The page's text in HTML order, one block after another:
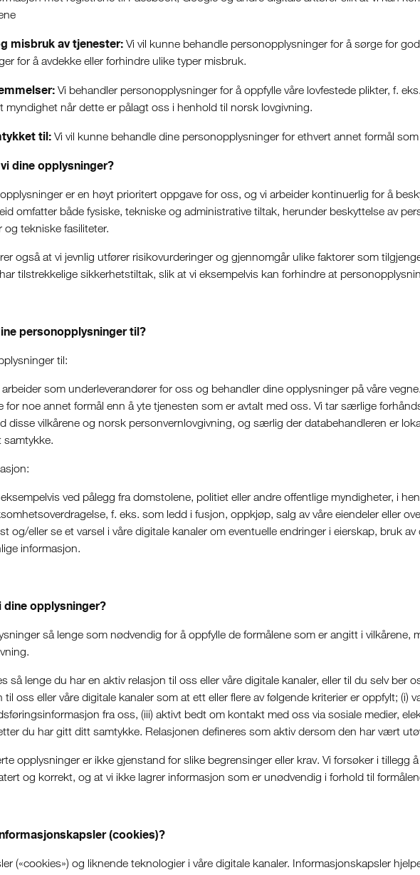
misbruk av tjenester:Vi vil kunne behandle personopplysninger for å sørge for
for å avdekke eller forhindre ulike typer misbruk.
Vi behandler personopplysninger for å oppfylle våre lovfestede plikter, f.
når dette er pålagt oss i henhold til norsk lovgivning.
til:Vi vil kunne behandle dine personopplysninger for ethvert annet formål
dine opplysninger?
er en høyt prioritert oppgave for oss, og vi arbeider kontinuerlig for å
omfatter både fysiske, tekniske og administrative tiltak, herunder beskyttelse av
tekniske fasiliteter.
også at vi jevnlig utfører risikovurderinger og gjennomgår ulike faktorer som
tilstrekkelige sikkerhetstiltak, slik at vi eksempelvis kan forhindre at
personopplysninger til?
til:
som underleverandører for oss og behandler dine opplysninger på våre
for noe annet formål enn å yte tjenesten som er avtalt med oss. Vi tar særlige
disse vilkårene og norsk personvernlovgivning, og særlig der databehandleren er
samtykke.
ved pålegg fra domstolene, politiet eller andre offentlige myndigheter, i
f. eks. som ledd i fusjon, oppkjøp, salg av våre eiendeler eller
og/eller se et varsel i våre digitale kanaler om eventuelle endringer i eierskap, bruk
informasjon.
dine opplysninger?
så lenge som nødvendig for å oppfylle de formålene som er angitt i vilkårene,
så lenge du har en aktiv relasjon til oss eller våre digitale kanaler, eller til du selv ber
til oss eller våre digitale kanaler som at ett eller flere av følgende kriterier er oppfylt;
fra oss, (iii) aktivt bedt om kontakt med oss via sosiale medier,
du har gitt ditt samtykke. Relasjonen defineres som aktiv dersom den har vært
opplysninger er ikke gjenstand for slike begrensinger eller krav. Vi forsøker i tillegg
og korrekt, og at vi ikke lagrer informasjon som er unødvendig i forhold til
(cookies)?
(«cookies») og liknende teknologier i våre digitale kanaler. Informasjonskapsler